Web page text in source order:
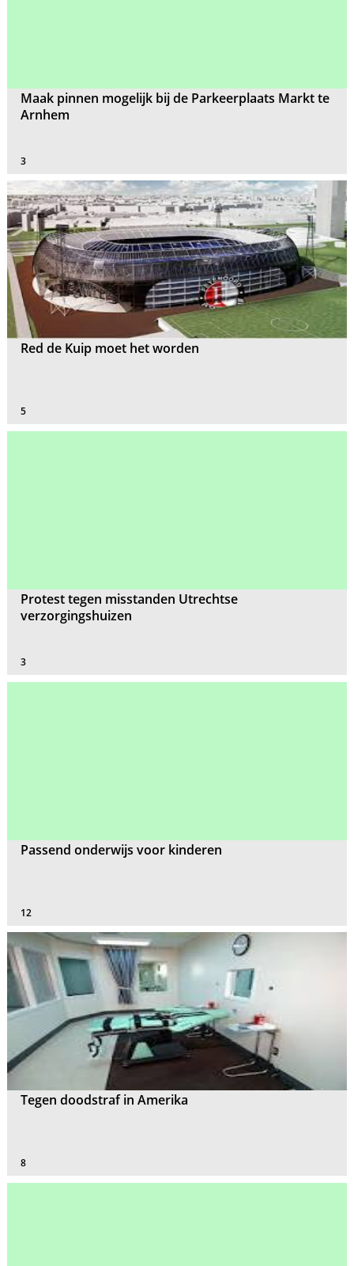
Maak pinnen mogelijk bij de Parkeerplaats Markt te
Arnhem
3
Red de Kuip moet het worden
5
Protest tegen misstanden Utrechtse
verzorgingshuizen
3
Passend onderwijs voor kinderen
12
Tegen doodstraf in Amerika
8